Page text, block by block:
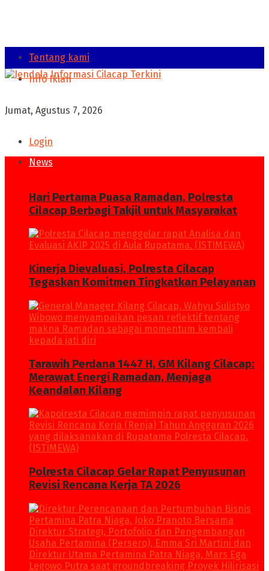
Tentang kami
Info Iklan
Jumat, Agustus 7, 2026
Login
News
Hari Pertama Puasa Ramadan, Polresta
Cilacap Berbagi Takjil untuk Masyarakat
Kinerja Dievaluasi, Polresta Cilacap
Tegaskan Komitmen Tingkatkan Pelayanan
Tarawih Perdana 1447 H, GM Kilang Cilacap:
Merawat Energi Ramadan, Menjaga
Keandalan Kilang
Polresta Cilacap Gelar Rapat Penyusunan
Revisi Rencana Kerja TA 2026